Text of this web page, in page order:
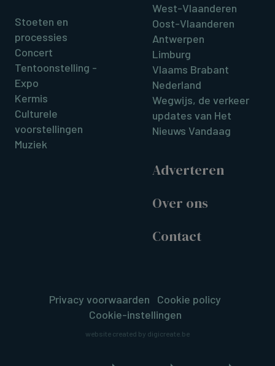
Stoeten en
processies
Concert
Tentoonstelling -
Expo
Kermis
Culturele
voorstellingen
Muziek
West-Vlaanderen
Oost-Vlaanderen
Antwerpen
Limburg
Vlaams Brabant
Nederland
Wegwijs, de verkeer
updates van Het
Nieuws Vandaag
Adverteren
Over ons
Contact
Privacy voorwaarden
Cookie policy
Cookie-instellingen
website created by digicreate.be